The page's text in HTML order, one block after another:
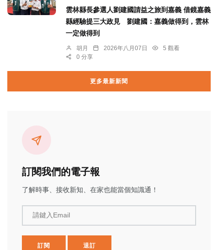
雲林縣長參選人劉建國請益之旅到嘉義 借鏡嘉義
縣經驗提三大政見 劉建國：嘉義做得到，雲林
一定做得到
胡月 2026年八月07日
5 觀看
0 分享
更多最新新聞
訂閱我們的電子報
了解時事、接收新知、在家也能當個知識通！
請鍵入Email
訂閱 退訂